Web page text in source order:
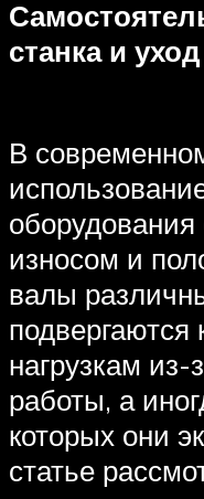
станка и
В
оборудования
износом и
валы
нагрузкам
работы, а
которых они
статье